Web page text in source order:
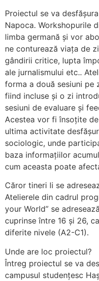
Proiectul se va
Napoca. Workshopurile
limba germană și vor
ne conturează viața de
gândirii critice, lupta
ale jurnalismului etc..
forma a două sesiuni pe
fiind incluse și o zi
sesiuni de evaluare și
Acestea vor fi însoțite
ultima activitate
sociologic, unde
baza informațiilor
cum aceasta poate
Căror tineri li se
Atelierele din cadrul
your World” se
cuprinse între 16 și 26,
diferite nivele (A2-C1).
Unde are loc proiectul?
Întreg proiectul se va
campusul studențesc